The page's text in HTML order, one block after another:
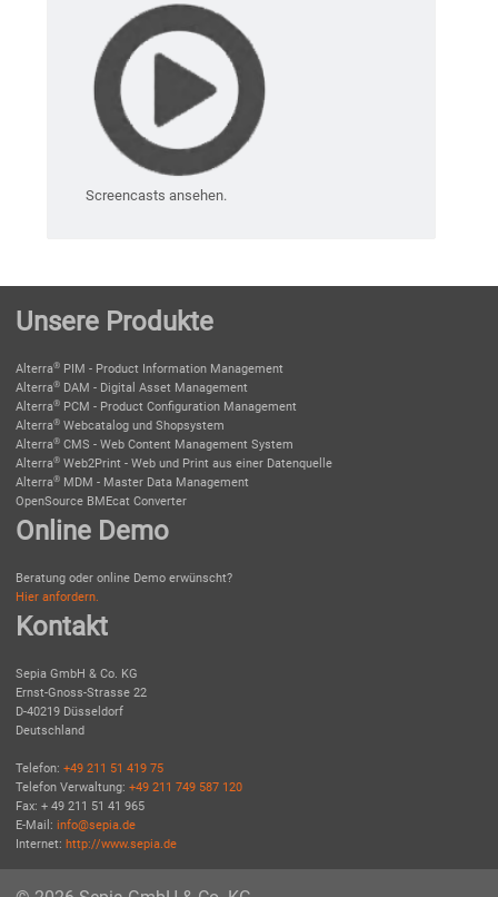
Screencasts ansehen.
Unsere Produkte
Alterra® PIM - Product Information Management
Alterra® DAM - Digital Asset Management
Alterra® PCM - Product Configuration Management
Alterra® Webcatalog und Shopsystem
Alterra® CMS - Web Content Management System
Alterra® Web2Print - Web und Print aus einer Datenquelle
Alterra® MDM - Master Data Management
OpenSource BMEcat Converter
Online Demo
Beratung oder online Demo erwünscht?
Hier anfordern.
Kontakt
Sepia GmbH & Co. KG
Ernst-Gnoss-Strasse 22
D-40219 Düsseldorf
Deutschland
Telefon: +49 211 51 419 75
Telefon Verwaltung: +49 211 749 587 120
Fax: + 49 211 51 41 965
E-Mail: info@sepia.de
Internet: http://www.sepia.de